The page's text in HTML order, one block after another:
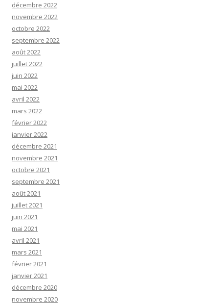
décembre 2022
novembre 2022
octobre 2022
septembre 2022
août 2022
juillet 2022
juin 2022
mai 2022
avril 2022
mars 2022
février 2022
janvier 2022
décembre 2021
novembre 2021
octobre 2021
septembre 2021
août 2021
juillet 2021
juin 2021
mai 2021
avril 2021
mars 2021
février 2021
janvier 2021
décembre 2020
novembre 2020